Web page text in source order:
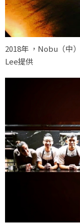
2018年 ，Nobu（中
Lee提供